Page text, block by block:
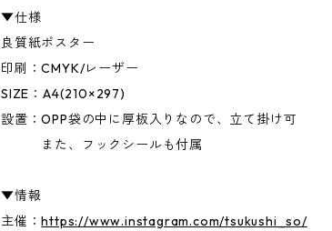
▼仕様
良質紙ポスター
印刷：CMYK/レーザー
SIZE：A4(210×297)
設置：OPP袋の中に厚板入りなので、立て掛け可
また、フックシールも付属
▼情報
主催：https://www.instagram.com/tsukushi_so/